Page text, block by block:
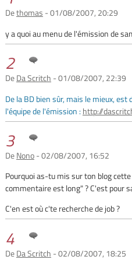
Dethomas - 01/08/2007, 20:29
y a quoi au menu de l'émission de
2
DeDa Scritch - 01/08/2007, 22:39
De la BD bien sûr, mais le mieux,
l'équipe de l'émission : http://
3
DeNono- 02/08/2007, 16:52
Pourquoi as-tu mis sur ton blog
commentaire est long" ? C'est pour
C'en est où c'te recherche de job ?
4
DeDa Scritch - 02/08/2007, 18:25